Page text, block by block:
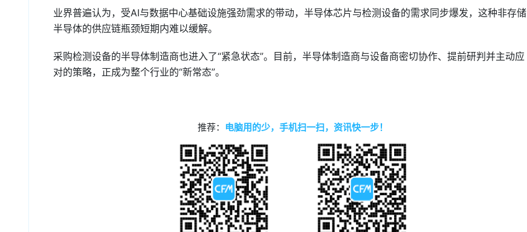
业界普遍认为，受AI与数据中心基础设施强劲需求的带动，半导体芯片与检测设备的需求同步爆发，这种非存储
半导体的供应链瓶颈短期内难以缓解。
采购检测设备的半导体制造商也进入了“紧急状态”。目前，半导体制造商与设备商密切协作、提前研判并主动应
对的策略，正成为整个行业的“新常态”。
推荐： 电脑用的少，手机扫一扫，资讯快一步！